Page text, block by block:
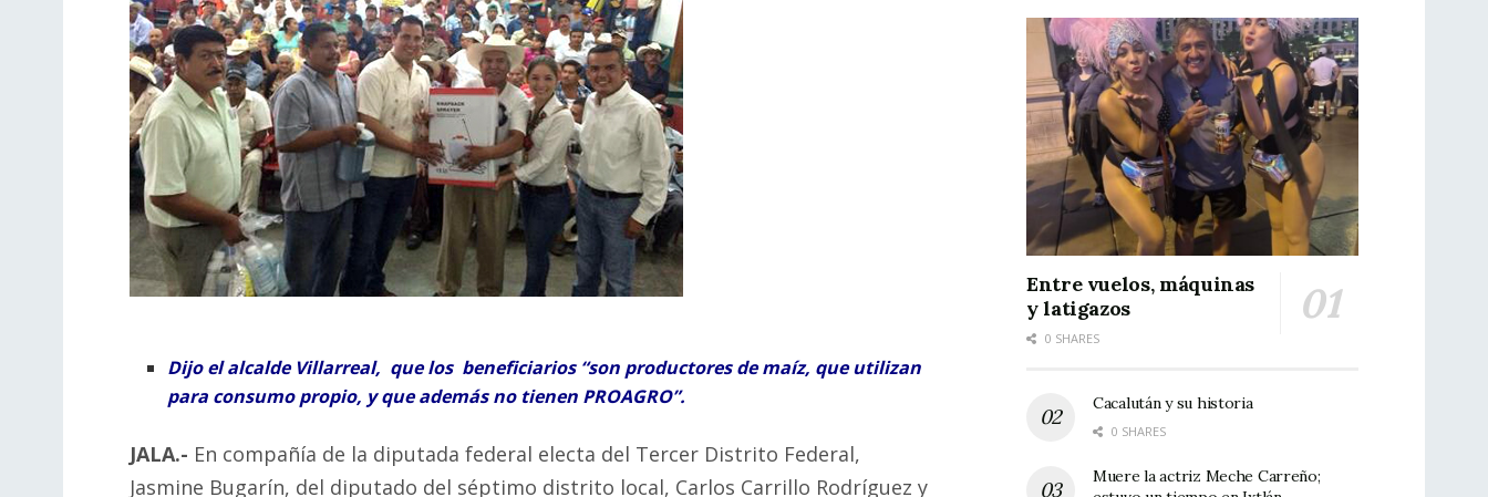
Dijo el alcalde Villarreal, que los beneficiarios “son productores de maíz, que utilizan
para consumo propio, y que además no tienen PROAGRO”.
JALA.- En compañía de la diputada federal electa del Tercer Distrito Federal,
Jasmine Bugarín, del diputado del séptimo distrito local, Carlos Carrillo Rodríguez y
Entre vuelos, máquinas
y latigazos
0 SHARES
Cacalután y su historia
0 SHARES
Muere la actriz Meche Carreño;